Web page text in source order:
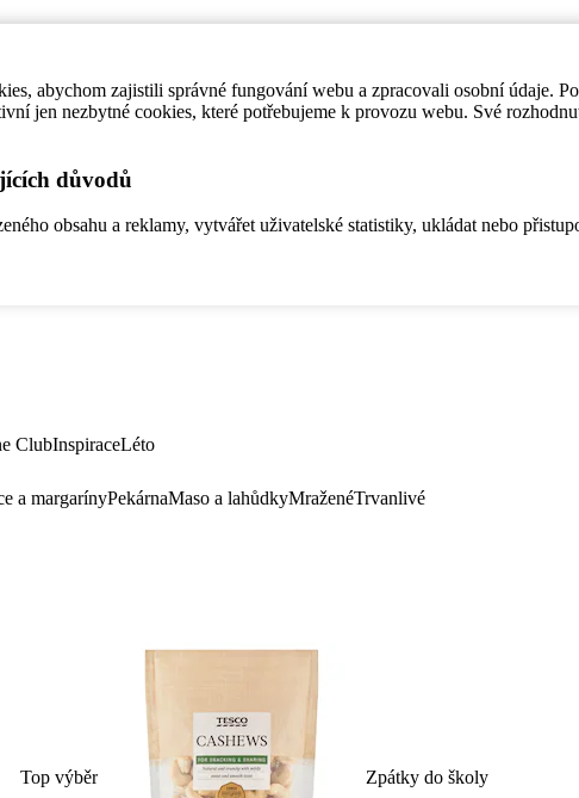
abychom zajistili správné fungování webu a zpracovali osobní údaje.
jen nezbytné cookies, které potřebujeme k provozu webu. Své
důvodů
obsahu a reklamy, vytvářet uživatelské statistiky, ukládat nebo
ClubInspiraceLéto
a margarínyPekárnaMaso a lahůdkyMraženéTrvanlivé
Top výběr Zpátky do školy